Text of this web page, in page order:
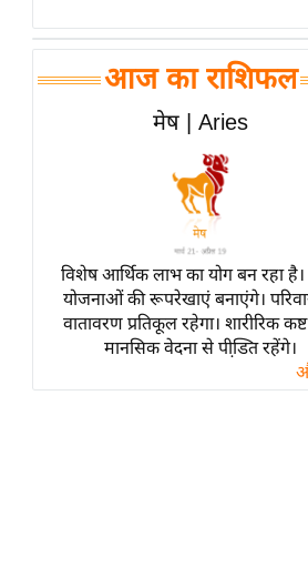
बॉलीवुड
हॉलीवुड
फिल्म समीक्षा
लाइफस्टाइल
टेक्नॉलॉजी
ब्यूटी/फैशन
घरेलू नुस्खे
पर्यटन स्थल
फिटनेस मंत्रा
आज का राशिफल
मेष | Aries
विशेष आर्थिक लाभ का योग बन रहा है।
योजनाओं की रूपरेखाएं बनाएंगे।
वातावरण प्रतिकूल रहेगा। शारीरिक
मानसिक वेदना से पीडि़त रहेंगे।